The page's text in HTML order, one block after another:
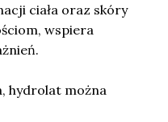
ciała oraz skóry
wspiera
hydrolat można